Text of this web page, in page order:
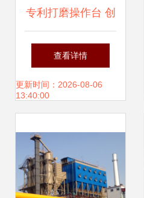
专利打磨操作台 创
新科技攻克易燃易
爆金属粉尘治理难
查看详情
更新时间：2026-08-06
13:40:00